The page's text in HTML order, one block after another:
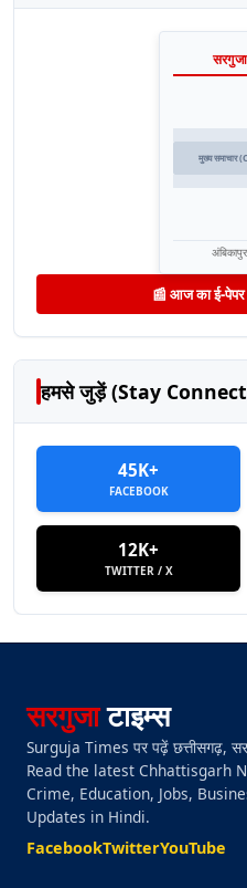
मुख्य समाचार
📰 आज का ई-
हमसे जुड़ें (Stay
45K+
FACEBOOK
12K+
TWITTER / X
सरगुजाटाइम्स
Surguja Times पर पढ़ें छत्तीसगढ़,
Read the latest Chhattisgarh
Crime, Education, Jobs,
Updates in Hindi.
FacebookTwitterYouTube